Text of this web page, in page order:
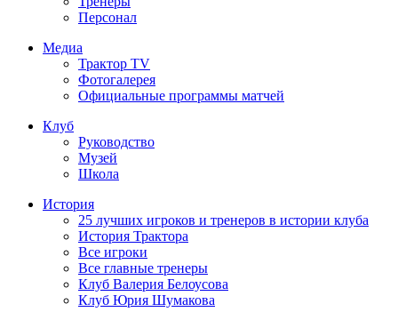
Персонал
Медиа
Трактор TV
Фотогалерея
Официальные программы матчей
Клуб
Руководство
Музей
Школа
История
25 лучших игроков и тренеров в истории клуба
История Трактора
Все игроки
Все главные тренеры
Клуб Валерия Белоусова
Клуб Юрия Шумакова